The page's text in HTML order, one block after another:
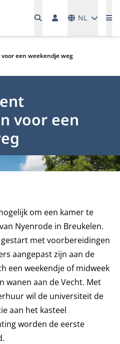
NL
een weekendje weg
voor een
om een kamer te
Nyenrode in Breukelen.
met voorbereidingen
aangepast zijn aan de
een weekendje of midweek
wanen aan de Vecht. Met
wil de universiteit de
aan het kasteel
worden de eerste